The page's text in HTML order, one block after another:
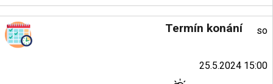
Termín konání so
25.5.2024 15:00